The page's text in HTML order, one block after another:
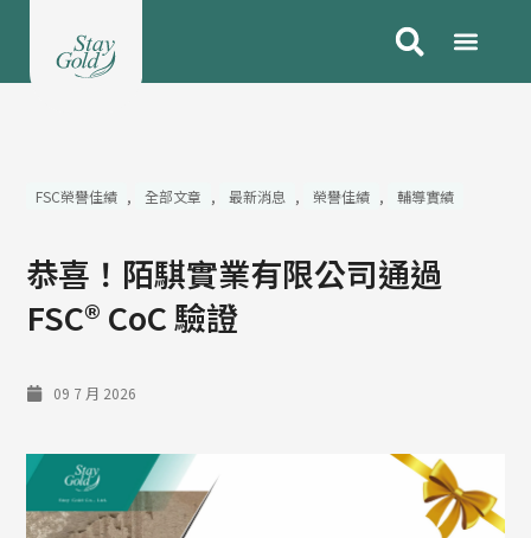
FSC榮譽佳績 , 全部文章 , 最新消息 , 榮譽佳績 , 輔導實績
恭喜！陌騏實業有限公司通過
FSC® CoC 驗證
09 7 月 2026